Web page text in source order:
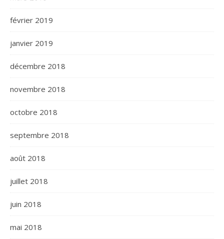
février 2019
janvier 2019
décembre 2018
novembre 2018
octobre 2018
septembre 2018
août 2018
juillet 2018
juin 2018
mai 2018